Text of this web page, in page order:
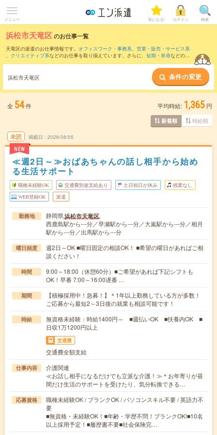
メニュー 気になる! ログイン 検索
浜松市天竜区のお仕事一覧
天竜区の派遣のお仕事情報です。 オフィスワーク・事務系、 営業・販売・サービス系
、 クリエイティブ系などのお仕事を取り揃えています。さらに、 短期 ・ 単発などの期
浜松市天竜区 条件の変更
全 54件 平均時給: 1,365 円
新着順 時給順
未読
NEW
掲載日 2026/08/05
≪週2日～≫おばあちゃんの話し相手から始め
る生活サポート
職種未経験OK 交通費別途支給あり 土日祝日が休み 残業なし
WEB登録OK 派遣
勤務地 静岡県浜松市天竜区
西鹿島駅から---分／早瀬駅から---分／大嵐駅から---分／相月
駅から---分／出馬駅から---分
曜日頻度
週2日～OK ■曜日固定の相談OK！ ■希望の曜日があればご相
談ください！
時間
9:00～18:00（休憩60分）■ご希望があれば下記シフトも
OK！早番 7:00～16:00遅番 …
期間
【積極採用中！急募！】＊1年以上勤務している方が多数！
ご応募から最短2～3日後の就業も相談可能です！
時給
無資格未経験：時給1400円～ ■週払いOK ■扶養内OK ■
日収1万1200円以上
交通費
交通費全額支給
仕事内容
介護関連
≪お話し相手になるだけでも立派な介護！≫＊お年寄りが昼
間だけ生活のサポートを受けたり、気分転換できる…
応募資格
職種未経験OK / ブランクOK / パソコンスキル不要 / 英語力不
要
■無資格・未経験OK！■年齢・学歴不問！ブランクOK!■10名
以上採用予定！■履歴書不要■社会保険完…